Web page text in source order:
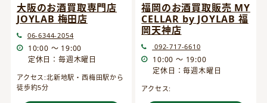
大阪のお酒買取専門店
JOYLAB 梅田店
06-6344-2054
10:00 ～ 19:00
定休日：毎週木曜日
アクセス:北新地駅・西梅田駅から
徒歩約5分
福岡のお酒買取販売 MY
CELLAR by JOYLAB 福
岡天神店
092-717-6610
10:00 ～ 19:00
定休日：毎週木曜日
アクセス: